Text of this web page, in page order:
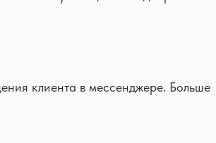
клиента в мессенджере. Больше